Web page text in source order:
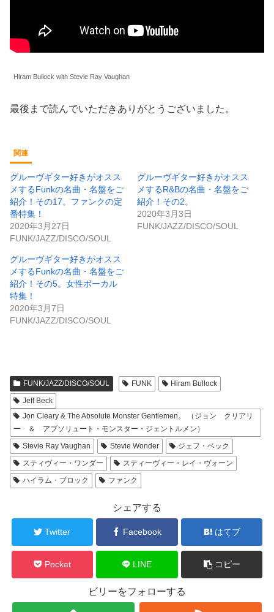
Hiram Bullock with Stevie Ray Vaughan
最後まで読んでいただきありがとうございました。
関連
グルーヴギター好きがオスス
メするFunkの名曲・名盤をご
紹介！その17。ファンクの定
番特集！
2020年3月27日
FUNK/JAZZ/DISCO/SOUL
グルーヴギター好きがオスス
メするR&Bの名曲・名盤をご
紹介！その2。
2020年3月3日
FUNK/JAZZ/DISCO/SOUL
グルーヴギター好きがオスス
メするFunkの名曲・名盤をご
紹介！その5。女性ボーカル
特集！
2020年3月7日
FUNK/JAZZ/DISCO/SOUL
FUNK/JAZZ/DISCO/SOUL FUNK
Hiram Bullock
Jeff Beck
Jon Cleary & The Absolute Monster Gentlemen。 （ジョン クリアリ
ー ＆ アブソリュート・モンスター・ジェントルメン）
Stevie Ray Vaughan
Stevie Wonder
ジェフ・ベック
スティヴィー・ワンダー
スティーヴィー・レイ・ヴォーン
ハイラム・ブロック
ファンク
シェアする
Twitter Facebook はてブ
Pocket LINE コピー
ビリーをフォローする